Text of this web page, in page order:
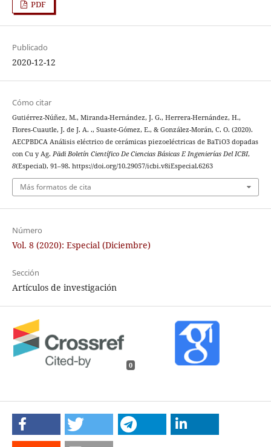
PDF
Publicado
2020-12-12
Cómo citar
Gutiérrez-Núñez, M., Miranda-Hernández, J. G., Herrera-Hernández, H.,
Flores-Cuautle, J. de J. A. ., Suaste-Gómez, E., & González-Morán, C. O. (2020).
AECPBDCA Análisis eléctrico de cerámicas piezoeléctricas de BaTiO3 dopadas
con Cu y Ag. Pädi Boletín Científico De Ciencias Básicas E Ingenierías Del ICBI,
8(Especial), 91–98. https://doi.org/10.29057/icbi.v8iEspecial.6263
Más formatos de cita
Número
Vol. 8 (2020): Especial (Diciembre)
Sección
Artículos de investigación
0